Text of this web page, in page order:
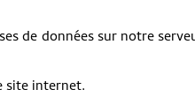
de données sur notre
site internet.